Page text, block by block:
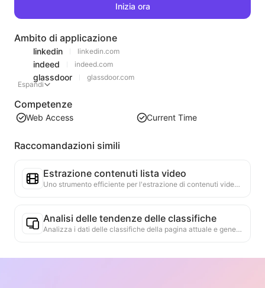
Inizia ora
Ambito di applicazione
linkedin linkedin.com
indeed indeed.com
glassdoor
glassdoor.com
Espandi
Competenze
Web Access Current Time
Raccomandazioni simili
Estrazione contenuti lista video
Uno strumento efficiente per l'estrazione di contenuti video da pagine web, in grado di scansionare rapidamente le pagine e organizzare le informazioni sui video in una tabella Markdown strutturata.
Analisi delle tendenze delle classifiche
Analizza i dati delle classifiche della pagina attuale e genera un rapporto sulle tendenze. Identifica le categorie popolari, i tipi di prodotti in rapida ascesa e le tecnologie emergenti. Fornisce approfondimenti di mercato immediati per aiutarti a comprendere le ultime tendenze dei prodotti e le dinamiche di mercato.